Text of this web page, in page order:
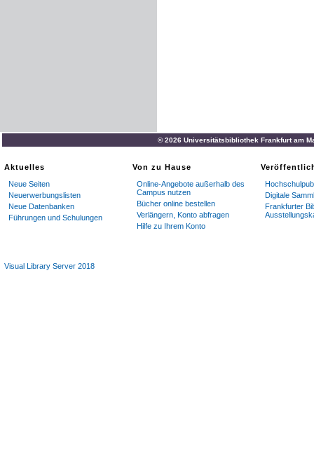
© 2026 Universitätsbibliothek Frankfurt am
Aktuelles
Neue Seiten
Neuerwerbungslisten
Neue Datenbanken
Führungen und Schulungen
Von zu Hause
Online-Angebote außerhalb des
Campus nutzen
Bücher online bestellen
Verlängern, Konto abfragen
Hilfe zu Ihrem Konto
Digitale
Frankfurter
Visual Library Server 2018